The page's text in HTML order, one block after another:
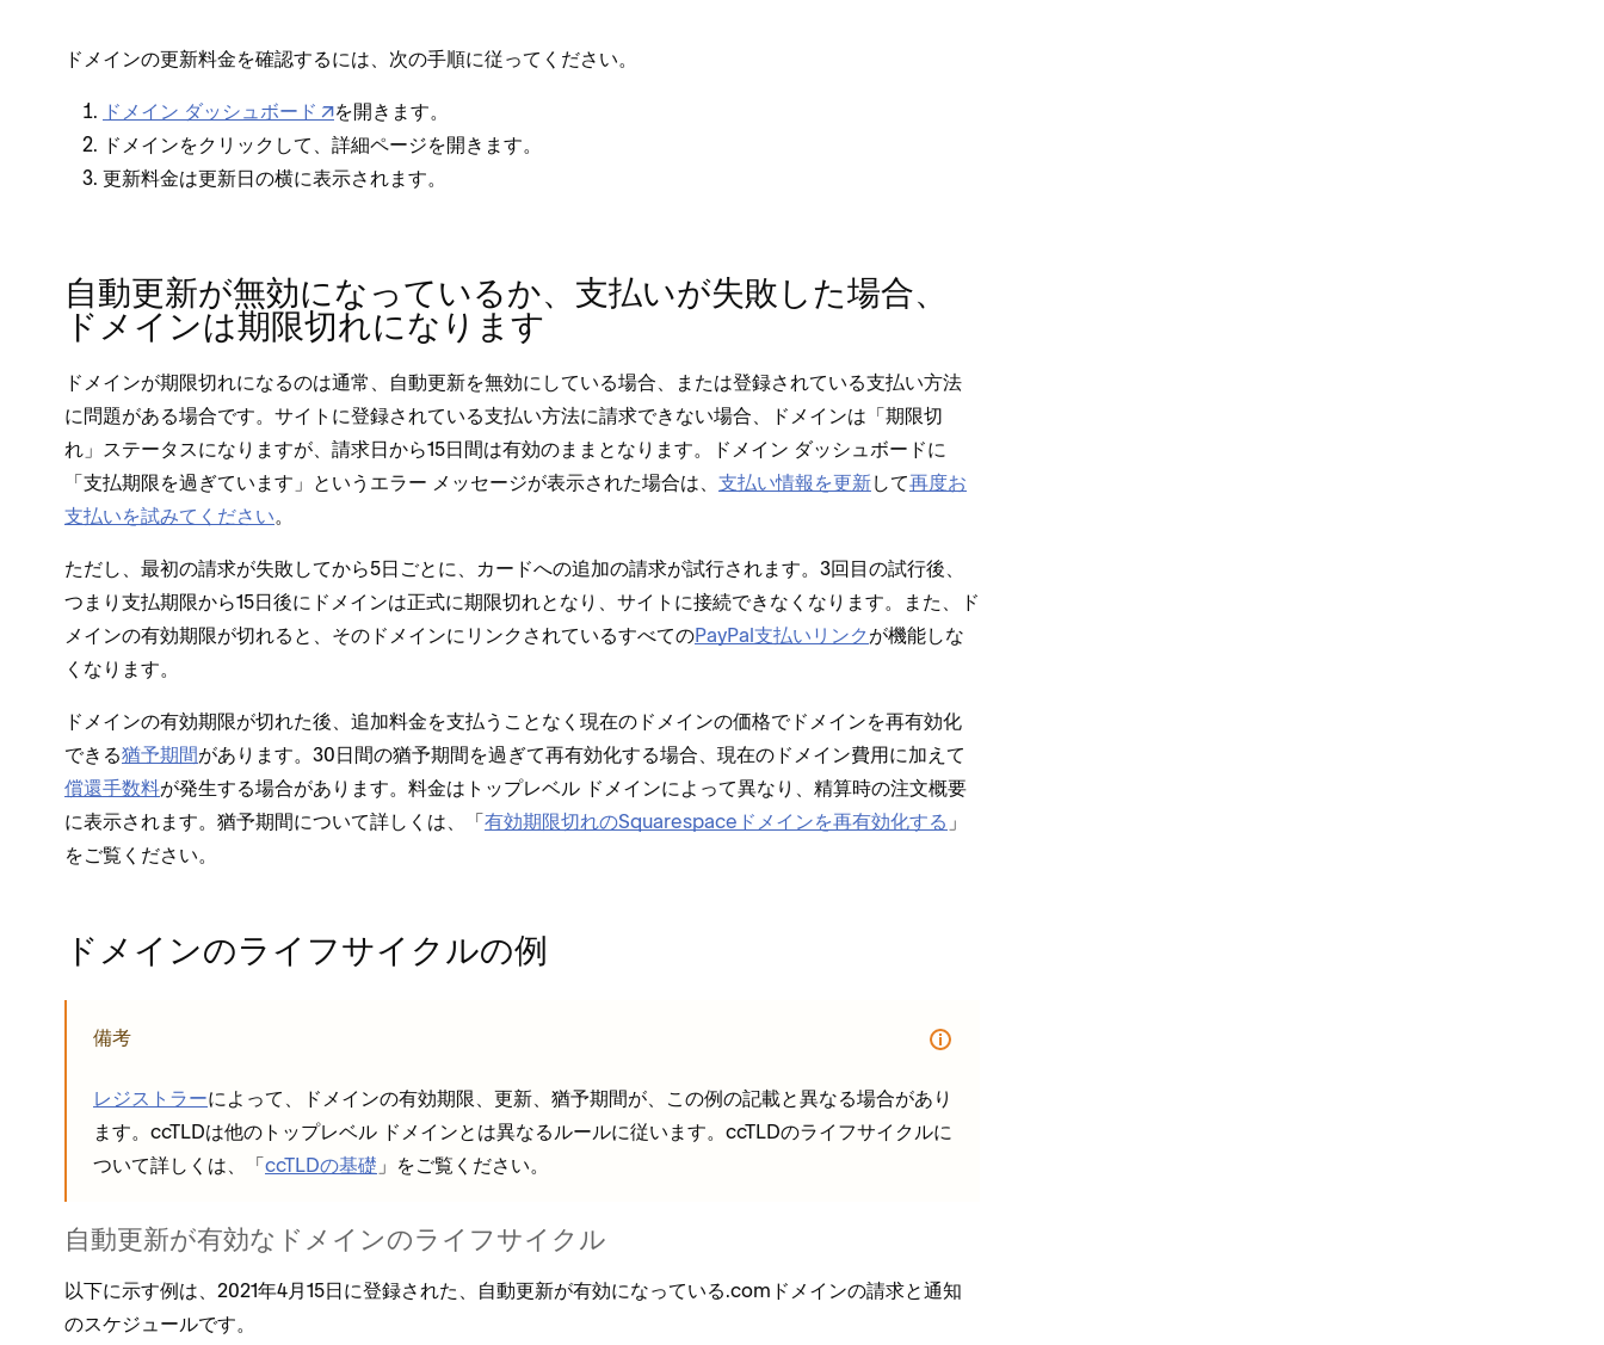
ドメインの更新料金を確認するには⁠、次の手順に従⁠ってください⁠。
ドメイン ダ⁠ッシ⁠ュボ⁠ード
を開きます⁠。
ドメインをクリ⁠ックして⁠、詳細ペ⁠ージを開きます⁠。
更新料金は更新日の横に表示されます⁠。
自動更新が無効にな⁠っているか⁠、支払いが失敗した場合⁠、
ドメインは期限切れになります
ドメインが期限切れになるのは通常⁠、自動更新を無効にしている場合⁠、または登録されている支払い方法
に問題がある場合です⁠。サイトに登録されている支払い方法に請求できない場合⁠、ドメインは「⁠期限切
れ⁠」ステ⁠ータスになりますが⁠、請求日から15日間は有効のままとなります⁠。ドメイン ダ⁠ッシ⁠ュボ⁠ードに
「⁠支払期限を過ぎています⁠」というエラ⁠ー メ⁠ッセ⁠ージが表示された場合は⁠、 支払い情報を更新して再度お
支払いを試みてください⁠。
ただし⁠、最初の請求が失敗してから5日ごとに⁠、カ⁠ードへの追加の請求が試行されます⁠。3回目の試行後⁠、
つまり支払期限から15日後にドメインは正式に期限切れとなり⁠、サイトに接続できなくなります⁠。また⁠、ド
メインの有効期限が切れると⁠、そのドメインにリンクされているすべてのPayPal支払いリンク が機能しな
くなります⁠。
ドメインの有効期限が切れた後⁠、追加料金を支払うことなく現在のドメインの価格でドメインを再有効化
できる猶予期間があります⁠。30日間の猶予期間を過ぎて再有効化する場合⁠、現在のドメイン費用に加えて
償還手数料が発生する場合があります⁠。料金はト⁠ップレベル ドメインによ⁠って異なり⁠、精算時の注文概要
に表示されます⁠。猶予期間について詳しくは⁠、「⁠有効期限切れのSquarespaceドメインを再有効化する ⁠」
をご覧ください⁠。
ドメインのライフサイクルの例
備考
レジストラ⁠ーによ⁠って⁠、ドメインの有効期限⁠、更新⁠、猶予期間が⁠、この例の記載と異なる場合があり
ます⁠。ccTLDは他のト⁠ップレベル ドメインとは異なるル⁠ールに従います⁠。ccTLDのライフサイクルに
ついて詳しくは⁠、「⁠ccTLDの基礎 ⁠」をご覧ください⁠。
自動更新が有効なドメインのライフサイクル
以下に示す例は⁠、2021年4月15日に登録された⁠、自動更新が有効にな⁠っている⁠.comドメインの請求と通知
のスケジ⁠ュ⁠ールです⁠。